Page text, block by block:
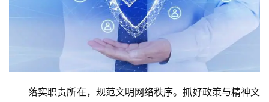
落实职责所在，规范文明网络秩序。抓好政策与精神文